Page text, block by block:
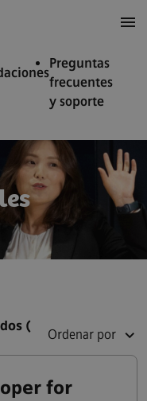
Preguntas
frecuentes
y soporte
(
Ordenar por
for